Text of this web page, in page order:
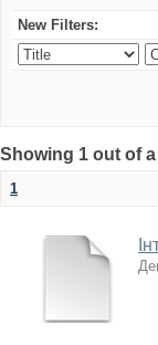
New Filters:
Showing 1 out of
1